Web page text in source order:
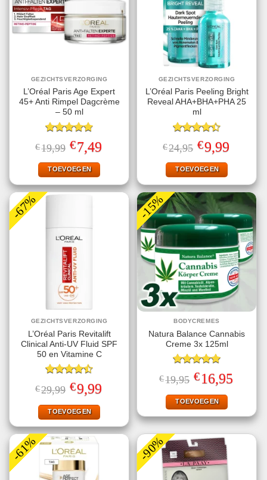
GEZICHTSVERZORGING
L’Oréal Paris Age Expert
45+ Anti Rimpel Dagcrème
– 50 ml
Gewaardeerd
4.80uit 5
€19,99 Oorspronkelijke
prijs
was:
€19,99.
€7,49Huidige
prijs
TOEVOEGEN
GEZICHTSVERZORGING
L’Oréal Paris Peeling Bright
Reveal AHA+BHA+PHA 25
ml
Gewaardeerd
4.40uit 5
€24,95 Oorspronkelijke
prijs
was:
€24,95.
€9,99Huidige
prijs
TOEVOEGEN
-67%
GEZICHTSVERZORGING
L’Oréal Paris Revitalift
Clinical Anti-UV Fluid SPF
50 en Vitamine C
Gewaardeerd
4.50uit 5
€29,99 Oorspronkelijke
prijs
was:
€29,99.
€9,99Huidige
prijs
TOEVOEGEN
-15%
BODYCREMES
Natura Balance Cannabis
Creme 3x 125ml
Gewaardeerd
5.00uit 5
€19,95 Oorspronkelijke
prijs
was:
€19,95.
€16,95prijs
TOEVOEGEN
-61% -90%